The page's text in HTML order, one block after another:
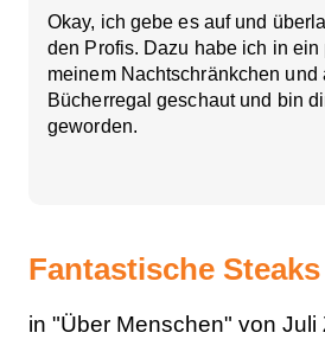
Okay, ich gebe es auf und
den Profis. Dazu habe ich in ein
meinem Nachtschränkchen und
Bücherregal geschaut und bin
geworden.
Fantastische Steaks
in "Über Menschen" von Juli